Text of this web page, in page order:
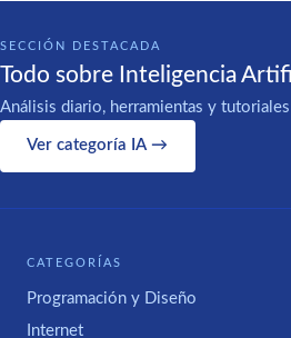
SECCIÓN DESTACADA
Todo sobre Inteligencia
Análisis diario, herramientas y
Ver categoría IA →
CATEGORÍAS
Programación y Diseño
Internet